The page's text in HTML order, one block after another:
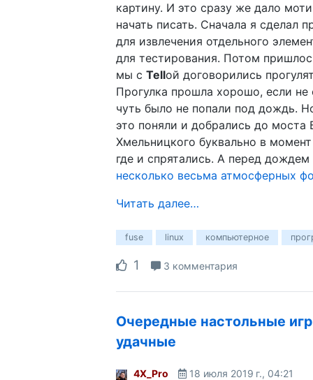
картину. И это сразу же дало
начать писать. Сначала я сделал
для извлечения отдельного
для тестирования. Потом
мы с Tellой договорились
Прогулка прошла хорошо, если не
чуть было не попали под дождь.
это поняли и добрались до моста
Хмельницкого буквально в
где и спрятались. А перед дождем
несколько весьма атмосферных
Читать далее…
fuse linux компьютерное
1 3 комментария
Очередные настольные
удачные
4X_Pro 18 июля 2019 г., 04:21